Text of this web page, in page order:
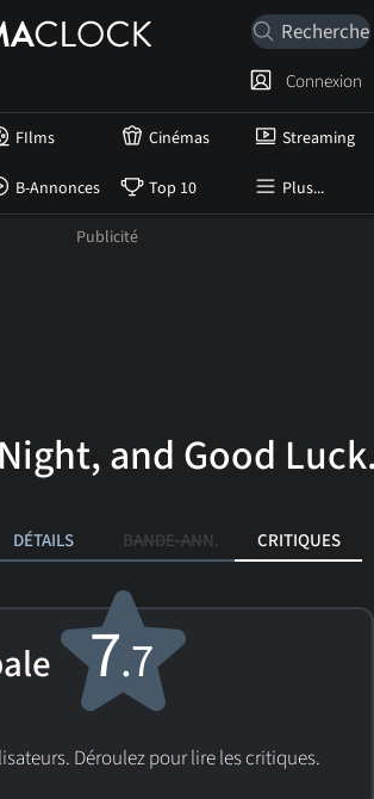
FIlms Cinémas Streaming
B-Annonces Top 10 Plus...
Connexion
and Good
DÉTAILS BANDE-ANN. CRITIQUES
7.7
Déroulez pour lire les critiques.